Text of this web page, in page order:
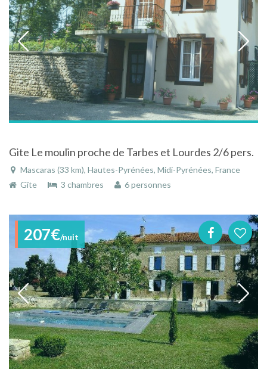
Gite Le moulin proche de Tarbes et Lourdes 2/6 pers.
Mascaras (33 km), Hautes-Pyrénées, Midi-Pyrénées, France
Gîte
3 chambres 6 personnes
207€/nuit